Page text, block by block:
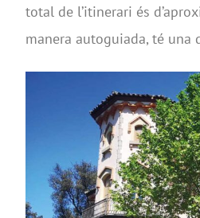
total de l’itinerari és
manera autoguiada, té una